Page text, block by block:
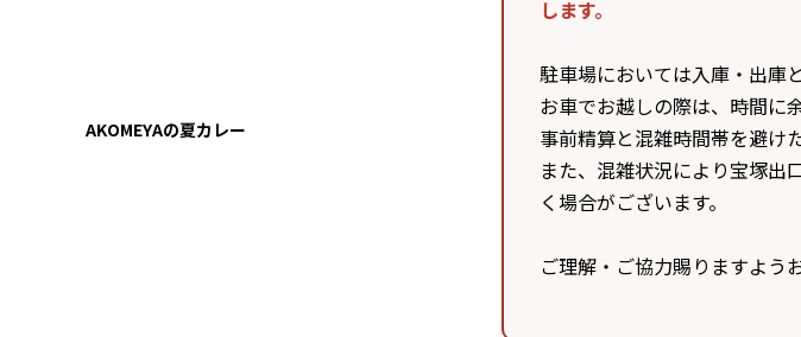
します。
駐車場においては入庫・出庫
お車でお越しの際は、時間に
事前精算と混雑時間帯を避け
また、混雑状況により宝塚出
く場合がございます。
ご理解・ご協力賜りますよう
AKOMEYAの夏カレー